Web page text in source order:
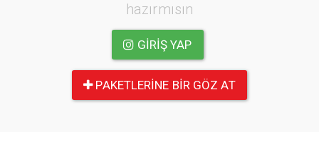
hazırmısın
GIRIŞ YAP
PAKETLERINE BIR GÖZ AT